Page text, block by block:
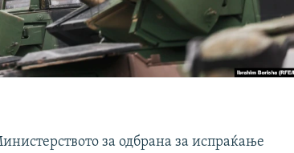
за одбрана за испраќање